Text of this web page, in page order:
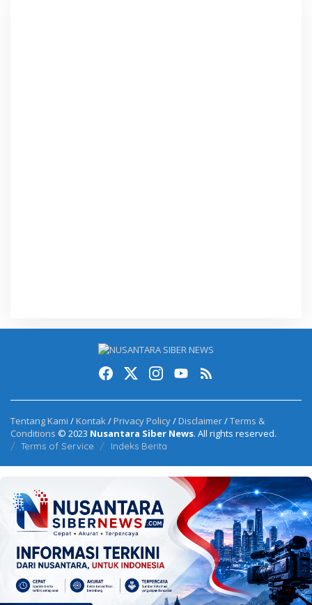
Tentang Kami /Kontak/Privacy Policy/Disclaimer/Terms &
Conditions © 2023 Nusantara Siber News. All rights reserved.
Terms of Service Indeks Berita